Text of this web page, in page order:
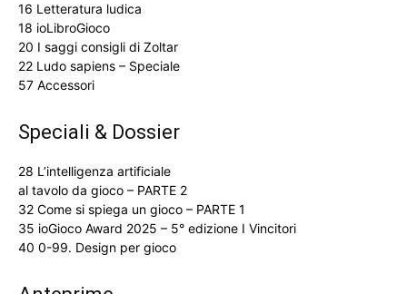
16 Letteratura ludica
18 ioLibroGioco
20 I saggi consigli di Zoltar
22 Ludo sapiens – Speciale
57 Accessori
Speciali & Dossier
28 L’intelligenza artificiale
al tavolo da gioco – PARTE 2
32 Come si spiega un gioco – PARTE 1
35 ioGioco Award 2025 – 5° edizione I Vincitori
40 0-99. Design per gioco